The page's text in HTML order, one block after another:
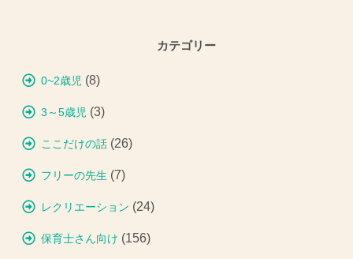
カテゴリー
0~2歳児 (8)
3～5歳児 (3)
ここだけの話 (26)
フリーの先生 (7)
レクリエーション (24)
保育士さん向け (156)